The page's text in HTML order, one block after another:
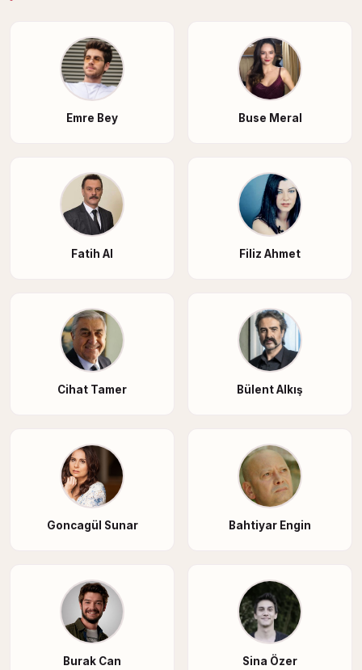
Emre Bey Buse Meral
Fatih Al Filiz Ahmet
Cihat Tamer Bülent Alkış
Goncagül Sunar Bahtiyar Engin
Burak Can Sina Özer